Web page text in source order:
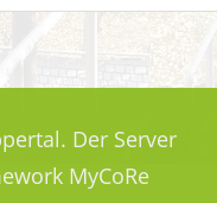
Der Server
MyCoRe